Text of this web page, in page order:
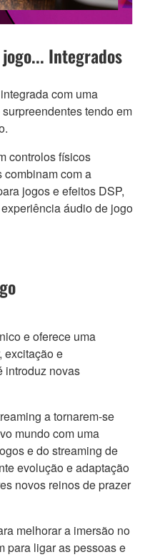
Integrados
com uma
tendo em
controlos físicos
com a
jogos e efeitos DSP,
áudio de jogo
e oferece uma
excitação e
introduz novas
a tornarem-se
mundo com uma
e do streaming de
evolução e adaptação
novos reinos de prazer
melhorar a imersão no
para ligar as pessoas e